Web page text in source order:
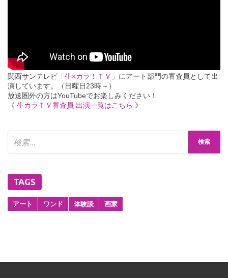
関西サンテレビ 「生×カラ！ＴＶ」 にアート部門の審査員として出
演しています。（日曜日23時～）
放送圏外の方はYouTubeでお楽しみください！
《 生カラＴＶ審査員 出演一覧はこちら 》
TAGS
アート ワンド 体験談 画家